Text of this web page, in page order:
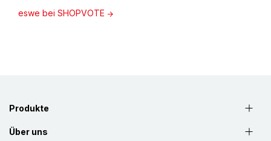
eswe bei SHOPVOTE
Produkte
Über uns